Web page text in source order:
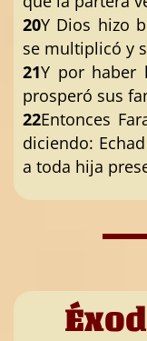
20Y Dios hizo
se multiplicó y
21Y por haber
prosperó sus
22Entonces
diciendo:
a toda hija